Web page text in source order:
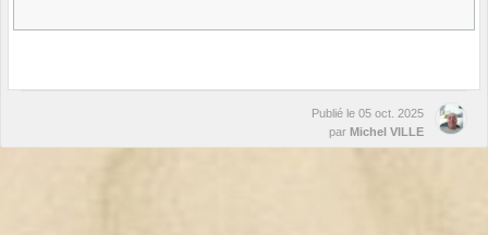
Publié le 05 oct. 2025
par Michel VILLE